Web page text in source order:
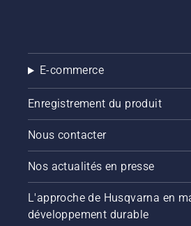
E-commerce
Enregistrement du produit
Nous contacter
Nos actualités en presse
L'approche de Husqvarna en
développement durable